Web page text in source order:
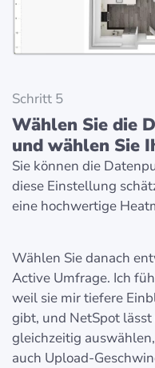
Schritt 5
Wählen Sie die
und wählen Sie
Sie können die
diese Einstellung
eine hochwertige
Wählen Sie danach
Active Umfrage. Ich
weil sie mir tiefere
gibt, und NetSpot
gleichzeitig
auch Upload-